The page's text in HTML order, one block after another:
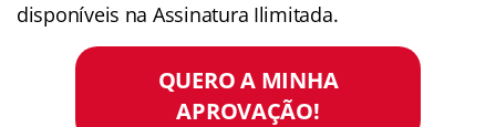
disponíveis na Assinatura Ilimitada.
QUERO A MINHA
APROVAÇÃO!